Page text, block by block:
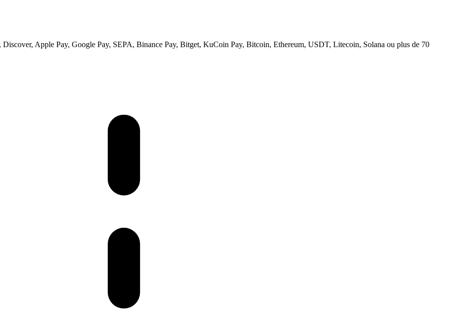
Discover, Apple Pay, Google Pay, SEPA, Binance Pay, Bitget, KuCoin Pay, Bitcoin, Ethereum, USDT, Litecoin, Solana ou plus de 70